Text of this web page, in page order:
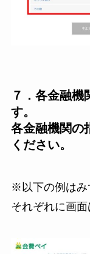
７．各金融機
す。
各金融機関の
ください。
※以下の例はみ
それぞれに画